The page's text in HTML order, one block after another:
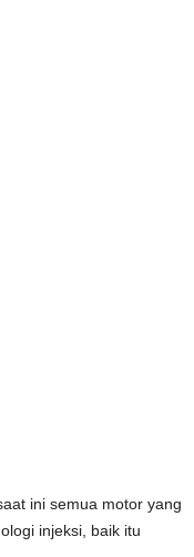
ini semua motor yang
injeksi, baik itu